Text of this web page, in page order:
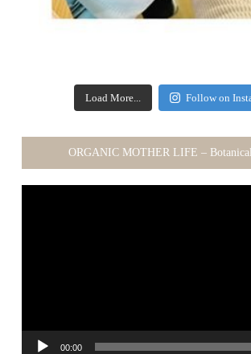
Load More... Follow on
ORGANIC MOTHER LIFE –
00:00